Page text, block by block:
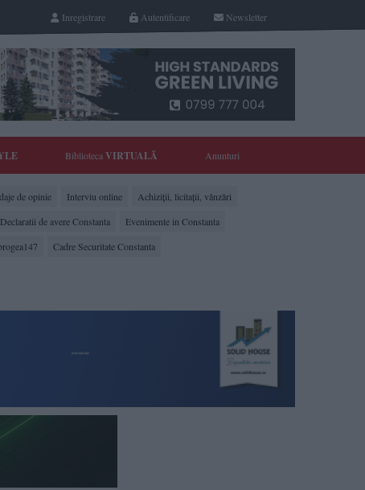
Newsletter
Autentificare
Inregistrare
BibliotecaVIRTUALĂ Anunturi
de opinie Interviu online
Achiziții, licitații, vânzări
Declaratii de avere Constanta
Evenimente in Constanta
Cadre Securitate Constanta